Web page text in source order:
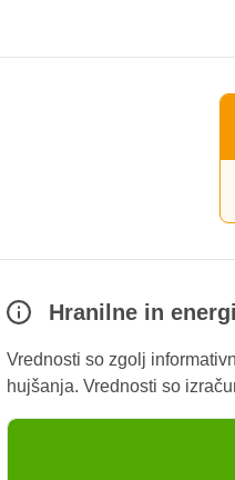
Hranilne in
Vrednosti so zgolj
hujšanja. Vrednosti so